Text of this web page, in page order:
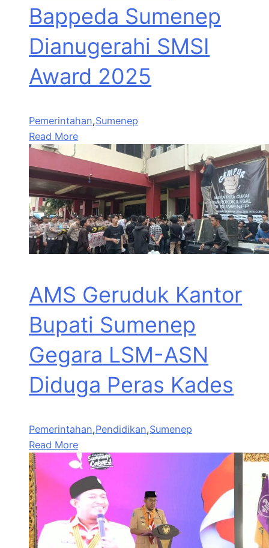
Bappeda Sumenep
Dianugerahi SMSI
Award 2025
Pemerintahan,Sumenep
Read More
AMS Geruduk Kantor
Bupati Sumenep
Gegara LSM-ASN
Diduga Peras Kades
Pemerintahan,Pendidikan,Sumenep
Read More